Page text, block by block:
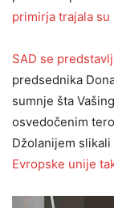
primirja trajala
SAD se
predsednika
sumnje šta
osvedočenim
Džolanijem
Evropske unije